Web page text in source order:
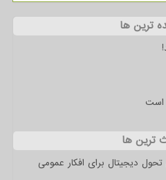
ترین ها
است
ترین ها
تحول دیجیتال برای افکار عمومی